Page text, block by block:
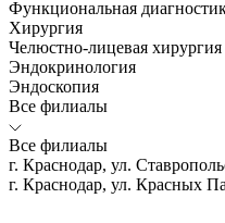
Функциональная
Хирургия
Челюстно-лицевая хирургия
Эндокринология
Эндоскопия
Все филиалы
Все филиалы
г. Краснодар, ул.
г. Краснодар, ул. Красных